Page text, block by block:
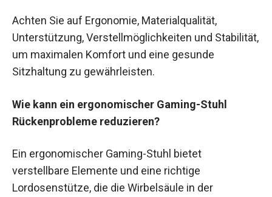
Achten Sie auf Ergonomie, Materialqualität,
Unterstützung, Verstellmöglichkeiten und Stabilität,
um maximalen Komfort und eine gesunde
Sitzhaltung zu gewährleisten.
Wie kann ein ergonomischer Gaming-Stuhl
Rückenprobleme reduzieren?
Ein ergonomischer Gaming-Stuhl bietet
verstellbare Elemente und eine richtige
Lordosenstütze, die die Wirbelsäule in der